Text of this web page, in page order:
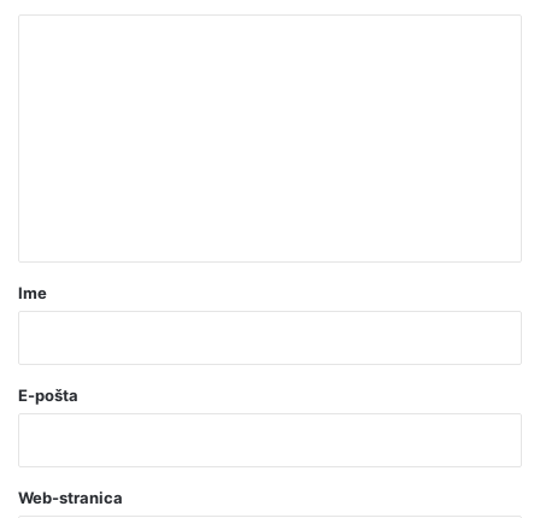
r
o
a
v
Ime
E-pošta
Web-stranica